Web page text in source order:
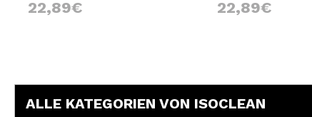
22,89€ 22,89€
ALLE KATEGORIEN VON ISOCLEAN